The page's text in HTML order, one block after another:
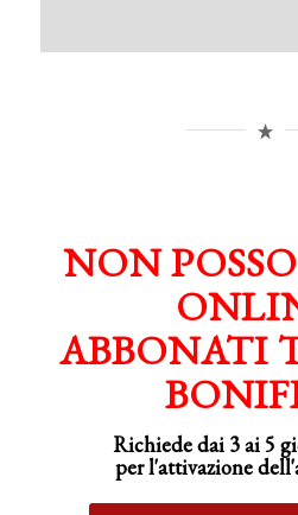
NON
ABBONATI
Richiede dai 3 ai 5
perl'attivazione